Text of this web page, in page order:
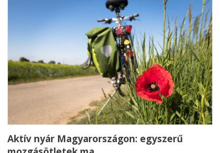
Aktív nyár Magyarországon: egyszerű